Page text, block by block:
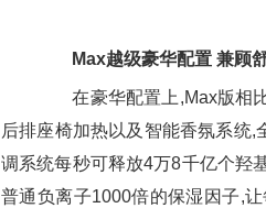
Max越级豪华配置 兼顾
在豪华配置上,Max版相比
后排座椅加热以及智能香氛系统
调系统每秒可释放4万8千亿个羟
普通负离子1000倍的保湿因子,